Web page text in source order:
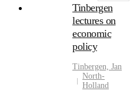
Tinbergen
lectures on
economic
policy
Tinbergen, Jan
North-
Holland